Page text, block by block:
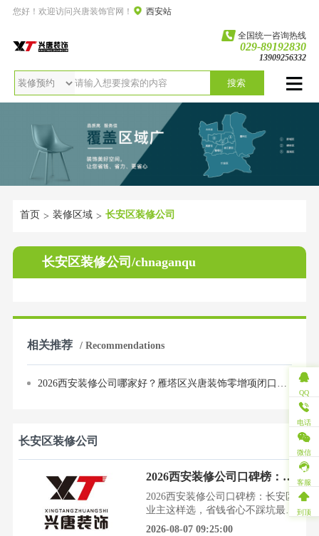
您好！欢迎访问兴唐装饰官网！ 西安站
全国统一咨询热线
029-89192830
13909256332
搜索
首页 > 装修区域 > 长安区装修公司
长安区装修公司/chnaganqu
相关推荐 / Recommendations
长安区装修公司
2026西安装修公司口碑榜：长安区业主这样选，省钱省心不踩坑
2026西安装修公司口碑榜：长安区
业主这样选，省钱省心不踩坑最
近，身边好几个朋友都在为装修头
2026-08-07 09:25:00
QQ
电话
微信
客服
到顶